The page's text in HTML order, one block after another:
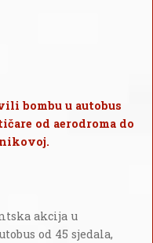
bombu u autobus
od aerodroma do
akcija u
od 45 sjedala,